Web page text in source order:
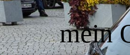
mein
Hörtherapie